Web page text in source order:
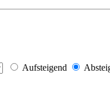
Aufsteigend